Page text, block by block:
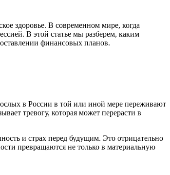
здоровье. В современном мире, когда
В этой статье мы разберем, каким
финансовых планов.
в России в той или иной мере переживают
тревогу, которая может перерасти в
и страх перед будущим. Это отрицательно
превращаются не только в материальную